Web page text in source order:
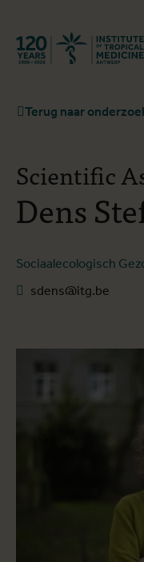
Terug naar
Dens
Scientific
Sociaalecologisch
sdens@itg.be